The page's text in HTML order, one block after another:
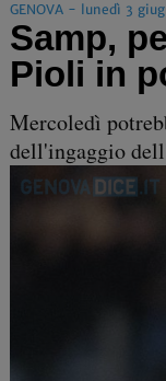
GENOVA - lunedì 3
Samp,
Pioli in
Mercoledì
dell'ingaggio